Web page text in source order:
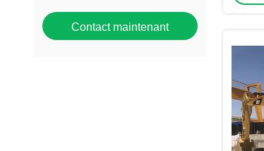
Contact maintenant